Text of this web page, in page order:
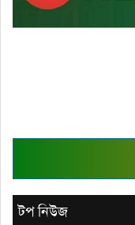
টপ নিউজ